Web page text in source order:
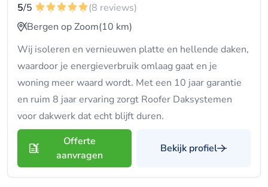
5/5
(8 reviews)
Bergen op Zoom(10 km)
Wij isoleren en vernieuwen platte en hellende daken,
waardoor je energieverbruik omlaag gaat en je
woning meer waard wordt. Met een 10 jaar garantie
en ruim 8 jaar ervaring zorgt Roofer Daksystemen
voor dakwerk dat echt blijft duren.
Offerte
aanvragen
Bekijk profiel